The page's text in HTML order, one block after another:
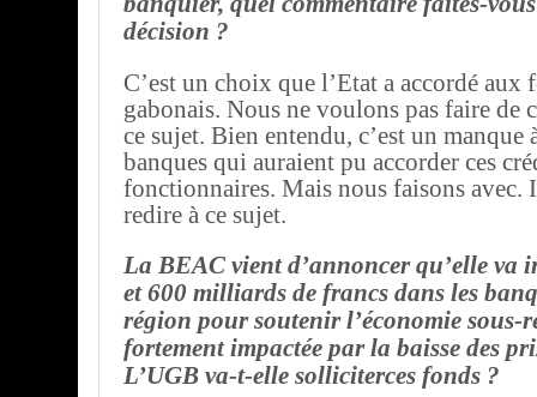
décision ?
C’est un choix que l’Etat a accordé aux
gabonais. Nous ne voulons pas faire de
ce sujet. Bien entendu, c’est un manque
banques qui auraient pu accorder ces
fonctionnaires. Mais nous faisons avec.
redire à ce sujet.
La BEAC vient d’annoncer qu’elle va
et 600 milliards de francs dans les
région pour soutenir l’économie sous-
fortement impactée par la baisse des
L’UGB va-t-elle solliciterces fonds ?